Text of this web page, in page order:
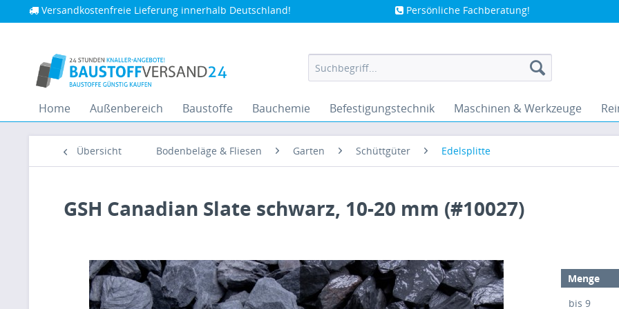
Versandkostenfreie Lieferung innerhalb Deutschland! Persönliche Fachberatung!
Home Außenbereich Baustoffe Bauchemie Befestigungstechnik Maschinen & Werkzeuge
Übersicht Bodenbeläge & Fliesen Garten Schüttgüter Edelsplitte
GSH Canadian Slate schwarz, 10-20 mm (#10027)
Menge
bis9